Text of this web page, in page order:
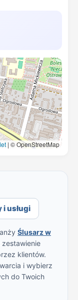
| © OpenStreetMap
i usługi
Ślusarz w
klientów.
i wybierz
do Twoich